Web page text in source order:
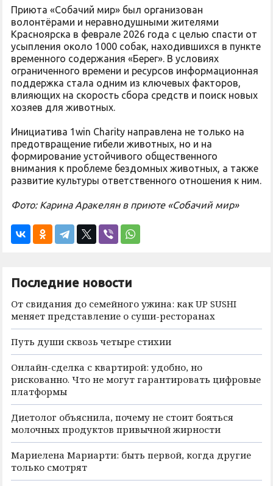
Приюта «Собачий мир» был организован
волонтёрами и неравнодушными жителями
Красноярска в феврале 2026 года с целью спасти от
усыпления около 1000 собак, находившихся в пункте
временного содержания «Берег». В условиях
ограниченного времени и ресурсов информационная
поддержка стала одним из ключевых факторов,
влияющих на скорость сбора средств и поиск новых
хозяев для животных.
Инициатива 1win Charity направлена не только на
предотвращение гибели животных, но и на
формирование устойчивого общественного
внимания к проблеме бездомных животных, а также
развитие культуры ответственного отношения к ним.
Фото: Карина Аракелян в приюте «Собачий мир»
Последние новости
От свидания до семейного ужина: как UP SUSHI
меняет представление о суши-ресторанах
Путь души сквозь четыре стихии
Онлайн-сделка с квартирой: удобно, но
рискованно. Что не могут гарантировать цифровые
платформы
Диетолог объяснила, почему не стоит бояться
молочных продуктов привычной жирности
Мариелена Мариарти: быть первой, когда другие
только смотрят